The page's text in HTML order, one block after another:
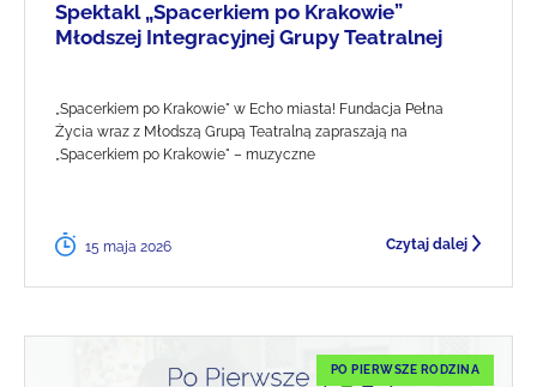
Spektakl „Spacerkiem po Krakowie”
Młodszej Integracyjnej Grupy Teatralnej
„Spacerkiem po Krakowie" w Echo miasta! Fundacja Pełna
Życia wraz z Młodszą Grupą Teatralną zapraszają na
„Spacerkiem po Krakowie" – muzyczne
15 maja 2026 Czytaj dalej
PO PIERWSZE RODZINA